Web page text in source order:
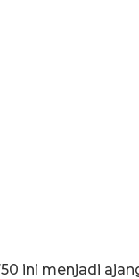
ini menjadi